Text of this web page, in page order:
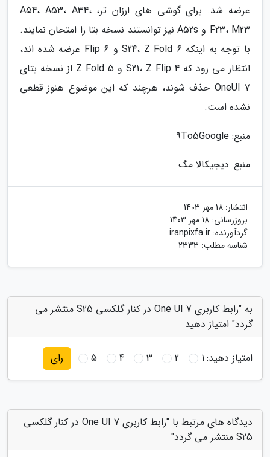
عرضه شد. برای گوشی های ارزان تر، A54، A53، A34،
F23، M23 و A52s نیز توانستند نسخه بتا را امتحان نمایند.
با توجه به اینکه S24، Z Fold 6 و Flip 6 عرضه شده اند،
انتظار می رود که S21، Z Flip 4 و Z Fold 5 از نسخه بتای
OneUI 7 حذف شوند، هرچند که این موضوع هنوز قطعی
نشده است.
منبع: 9To5Google
منبع: دیجیکالا مگ
انتشار: 18 مهر 1403
بروزرسانی: 18 مهر 1403
گردآورنده: iranpixfa.ir
شناسه مطلب: 2333
به "رابط کاربری One UI 7 در کنار گلکسی S25 منتشر می
گردد" امتیاز دهید
امتیاز دهید:1
2
3
4
5 رای
دیدگاه های مرتبط با "رابط کاربری One UI 7 در کنار گلکسی
S25 منتشر می گردد"